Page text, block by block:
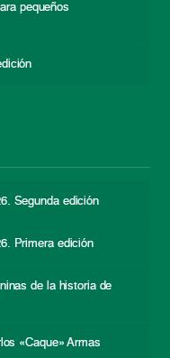
pequeños
Segunda edición
Primera edición
de la historia de
«Caque» Armas